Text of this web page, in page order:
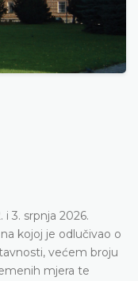
3. srpnja 2026.
kojoj je odlučivao o
većem broju
mjera te